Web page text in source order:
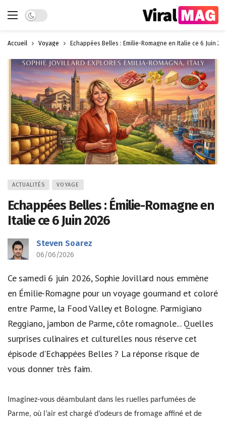
Dark mode
Accueil Voyage Echappées Belles : Émilie-Romagne en Italie ce 6 Juin
ACTUALITÉS VOYAGE
Echappées Belles : Émilie-Romagne en
Italie ce 6 Juin 2026
Steven Soarez
06/06/2026
Ce samedi 6 juin 2026, Sophie Jovillard nous emmène
en Émilie-Romagne pour un voyage gourmand et coloré
entre Parme, la Food Valley et Bologne. Parmigiano
Reggiano, jambon de Parme, côte romagnole... Quelles
surprises culinaires et culturelles nous réserve cet
épisode d'Echappées Belles ? La réponse risque de
vous donner très faim.
Imaginez-vous déambulant dans les ruelles parfumées de
Parme, où l’air est chargé d’odeurs de fromage affiné et de